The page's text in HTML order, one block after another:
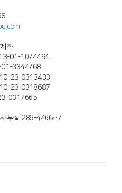
좌
01-1074494
01-3344768
23-0313433
23-0318687
0317665
무실 286-4466~7